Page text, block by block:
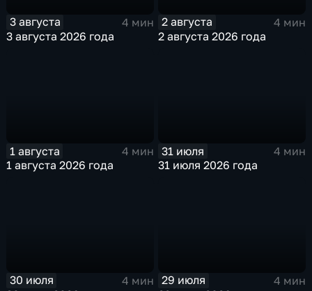
3 августа
4 мин
3 августа 2026 года
2 августа
4 мин
2 августа 2026 года
1 августа
4 мин
1 августа 2026 года
31 июля
4 мин
31 июля 2026 года
30 июля
4 мин
29 июля
4 мин